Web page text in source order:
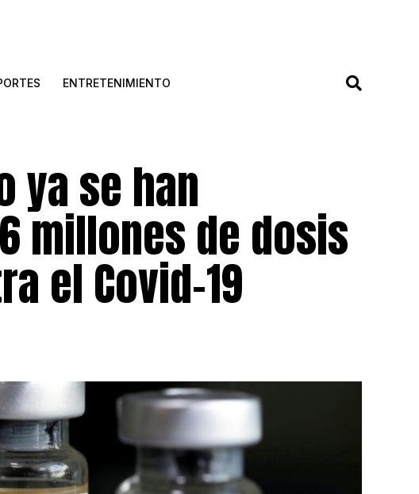
ENTRETENIMIENTO
ya se han
millones de dosis
el Covid-19